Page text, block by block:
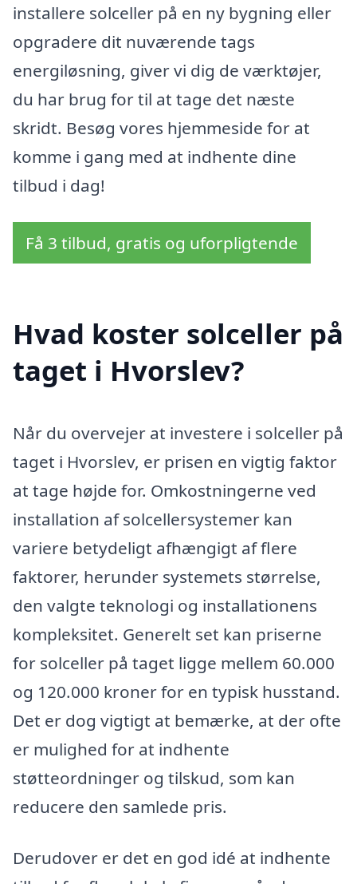
installere solceller på en ny bygning eller
opgradere dit nuværende tags
energiløsning, giver vi dig de værktøjer,
du har brug for til at tage det næste
skridt. Besøg vores hjemmeside for at
komme i gang med at indhente dine
tilbud i dag!
Få 3 tilbud, gratis og uforpligtende
Hvad koster solceller på
taget i Hvorslev?
Når du overvejer at investere i solceller på
taget i Hvorslev, er prisen en vigtig faktor
at tage højde for. Omkostningerne ved
installation af solcellersystemer kan
variere betydeligt afhængigt af flere
faktorer, herunder systemets størrelse,
den valgte teknologi og installationens
kompleksitet. Generelt set kan priserne
for solceller på taget ligge mellem 60.000
og 120.000 kroner for en typisk husstand.
Det er dog vigtigt at bemærke, at der ofte
er mulighed for at indhente
støtteordninger og tilskud, som kan
reducere den samlede pris.
Derudover er det en god idé at indhente